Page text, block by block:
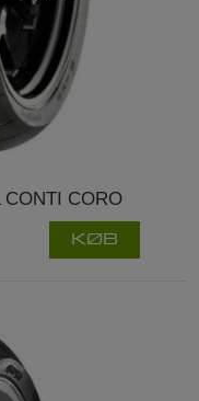
CONTI CORO
KØB